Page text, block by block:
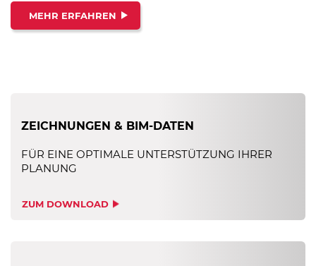
MEHR ERFAHREN
ZEICHNUNGEN & BIM-DATEN
FÜR EINE OPTIMALE UNTERSTÜTZUNG IHRER
PLANUNG
ZUM DOWNLOAD